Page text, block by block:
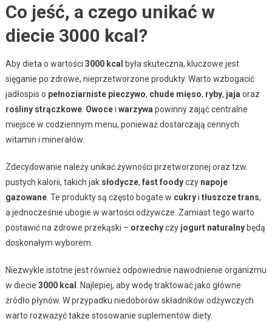
Co jeść, a czego unikać w
diecie 3000 kcal?
Aby dieta o wartości 3000 kcal
była skuteczna, kluczowe jest
sięganie po zdrowe, nieprzetworzone produkty. Warto wzbogacić
jadłospis o pełnoziarniste pieczywo, chude mięso, ryby, jaja oraz
rośliny strączkowe. Owocei warzywa powinny zająć centralne
miejsce w codziennym menu, ponieważ dostarczają cennych
witamin i minerałów.
Zdecydowanie należy unikać żywności przetworzonej oraz tzw.
pustych kalorii, takich jak słodycze, fast foodyczy napoje
gazowane. Te produkty są często bogate w cukryi tłuszcze trans,
a jednocześnie ubogie w wartości odżywcze. Zamiast tego warto
postawić na zdrowe przekąski – orzechyczy jogurt naturalnybędą
doskonałym wyborem.
Niezwykle istotne jest również odpowiednie nawodnienie organizmu
w diecie 3000 kcal
. Najlepiej, aby wodę traktować jako główne
źródło płynów. W przypadku niedoborów składników odżywczych
warto rozważyć także stosowanie suplementów diety.